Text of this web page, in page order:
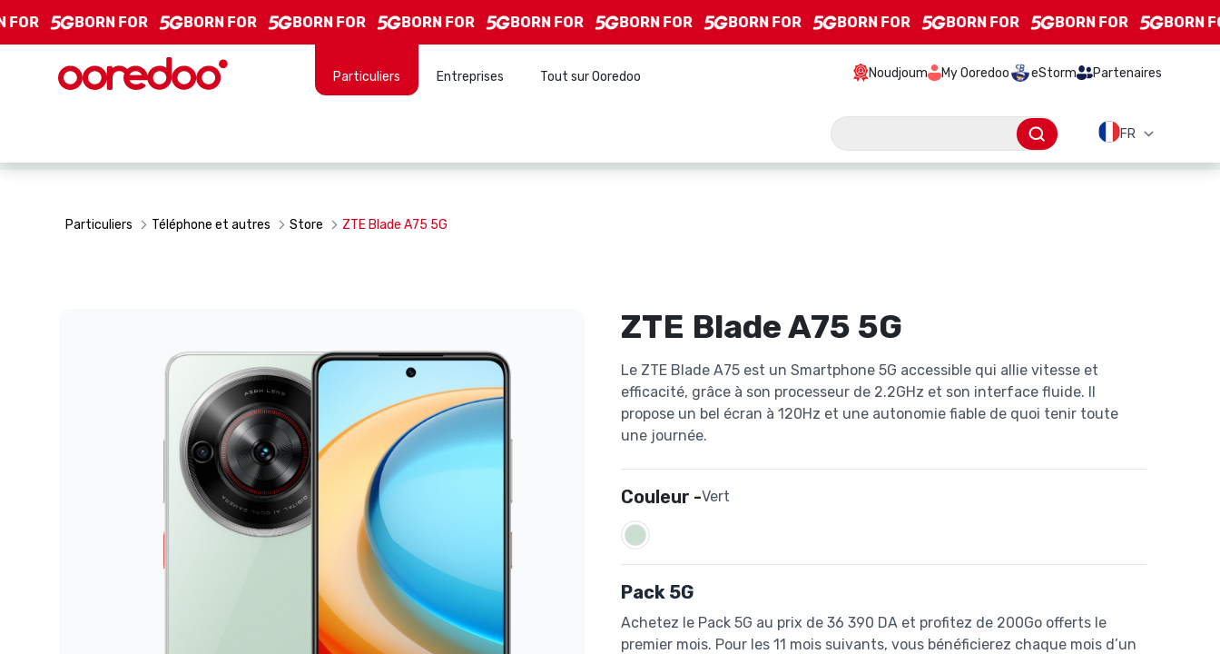
Saut au contenu principal
BORN FOR BORN FOR BORN FOR BORN FOR BORN FOR BORN FOR BORN FOR BORN FOR BORN FOR BORN FOR BORN
Particuliers Entreprises Tout sur Ooredoo Noudjoum My Ooredoo eStorm Partenaires
Barre de recherche
Particuliers Téléphone et autres Store ZTE Blade A75 5G
ZTE Blade A75 5G
Le ZTE Blade A75 est un Smartphone 5G accessible qui allie vitesse et
efficacité, grâce à son processeur de 2.2GHz et son interface fluide. Il
propose un bel écran à 120Hz et une autonomie fiable de quoi tenir toute
une journée.
Couleur -Vert
Pack 5G
Achetez le Pack 5G au prix de 36 390 DA et profitez de 200Go offerts le
premier mois. Pour les 11 mois suivants, vous bénéficierez chaque mois d’un